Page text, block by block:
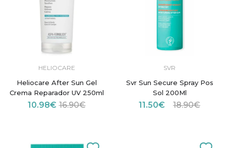
HELIOCARE
Heliocare After Sun Gel
Crema Reparador UV 250ml
10.98€16.90€
SVR
Svr Sun Secure Spray Pos
Sol 200Ml
11.50€ 18.90€